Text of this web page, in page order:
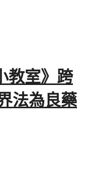
教室》跨
法為良藥